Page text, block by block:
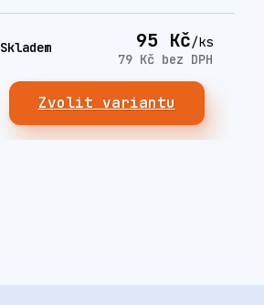
95 Kč/ks
79 Kč bez DPH
Skladem
Zvolit variantu